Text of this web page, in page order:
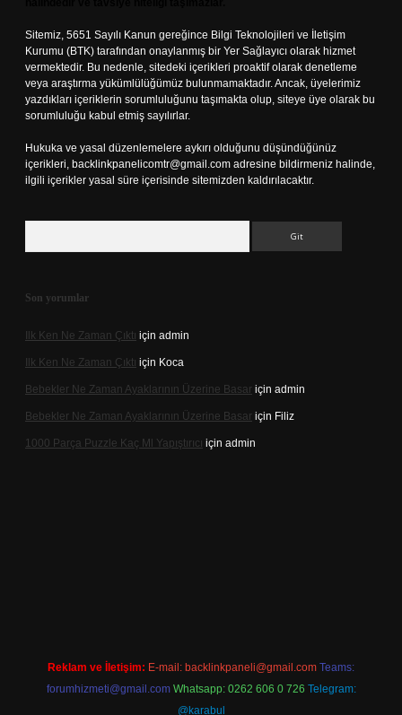
Sitemiz, 5651 Sayılı Kanun gereğince Bilgi Teknolojileri ve İletişim
Kurumu (BTK) tarafından onaylanmış bir Yer Sağlayıcı olarak hizmet
vermektedir. Bu nedenle, sitedeki içerikleri proaktif olarak denetleme
veya araştırma yükümlülüğümüz bulunmamaktadır. Ancak, üyelerimiz
yazdıkları içeriklerin sorumluluğunu taşımakta olup, siteye üye olarak bu
sorumluluğu kabul etmiş sayılırlar.
Hukuka ve yasal düzenlemelere aykırı olduğunu düşündüğünüz
içerikleri, backlinkpanelicomtr@gmail.com adresine bildirmeniz halinde,
ilgili içerikler yasal süre içerisinde sitemizden kaldırılacaktır.
Son yorumlar
Ilk Ken Ne Zaman Çıktı için admin
Ilk Ken Ne Zaman Çıktı için Koca
Bebekler Ne Zaman Ayaklarının Üzerine Basar için admin
Bebekler Ne Zaman Ayaklarının Üzerine Basar için Filiz
1000 Parça Puzzle Kaç Ml Yapıştırıcı için admin
Reklam ve İletişim: E-mail: backlinkpaneli@gmail.com Teams:
forumhizmeti@gmail.com Whatsapp: 0262 606 0 726 Telegram:
@karabul